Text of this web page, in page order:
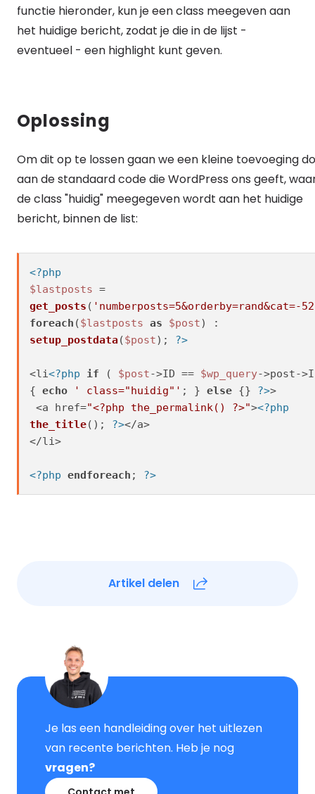
functie hieronder, kun je een class meegeven aan
het huidige bericht, zodat je die in de lijst -
eventueel - een highlight kunt geven.
Oplossing
Om dit op te lossen gaan we een kleine toevoeging
aan de standaard code die WordPress ons geeft,
de class "huidig" meegegeven wordt aan het huidige
bericht, binnen de list:
<?php
$lastposts
get_posts ( 'numberposts=5&orderby=rand&cat=-
foreach ($lastposts as $post
setup_postdata($post); ?>
<li<?php if ( $post->ID == $wp_query->post-
{ echo ' class="huidig"' ; } else {} ?>>
<a href="<?php the_permalink() ?>"><?php
the_title(); ?></a>
</li>
<?php endforeach ; ?>
Artikel delen
Je las een handleiding over het uitlezen
van recente berichten. Heb je nog
vragen?